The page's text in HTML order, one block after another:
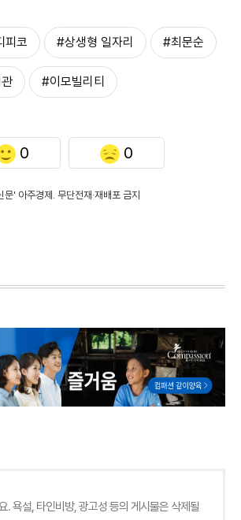
피코 #상생형 일자리 #최문순
#이모빌리티
0 0
' 아주경제. 무단전재·재배포 금지